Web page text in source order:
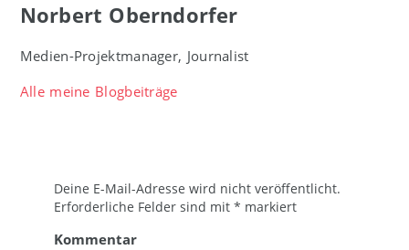
Norbert Oberndorfer
Medien-Projektmanager, Journalist
Alle meine Blogbeiträge
Deine E-Mail-Adresse wird nicht veröffentlicht.
Erforderliche Felder sind mit* markiert
Kommentar